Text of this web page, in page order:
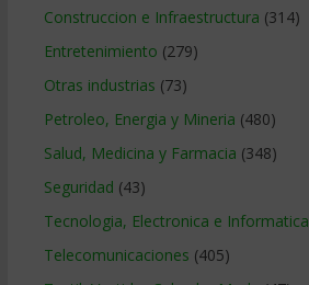
Construccion e Infraestructura (314)
Entretenimiento (279)
Otras industrias (73)
Petroleo, Energia y Mineria (480)
Salud, Medicina y Farmacia (348)
Seguridad (43)
Tecnologia, Electronica e Informatica
Telecomunicaciones (405)